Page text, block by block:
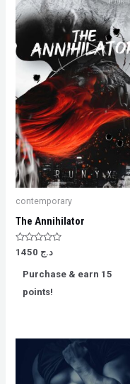
contemporary
The Annihilator
Rated
0
of
د.ج
Purchase & earn 15
points!